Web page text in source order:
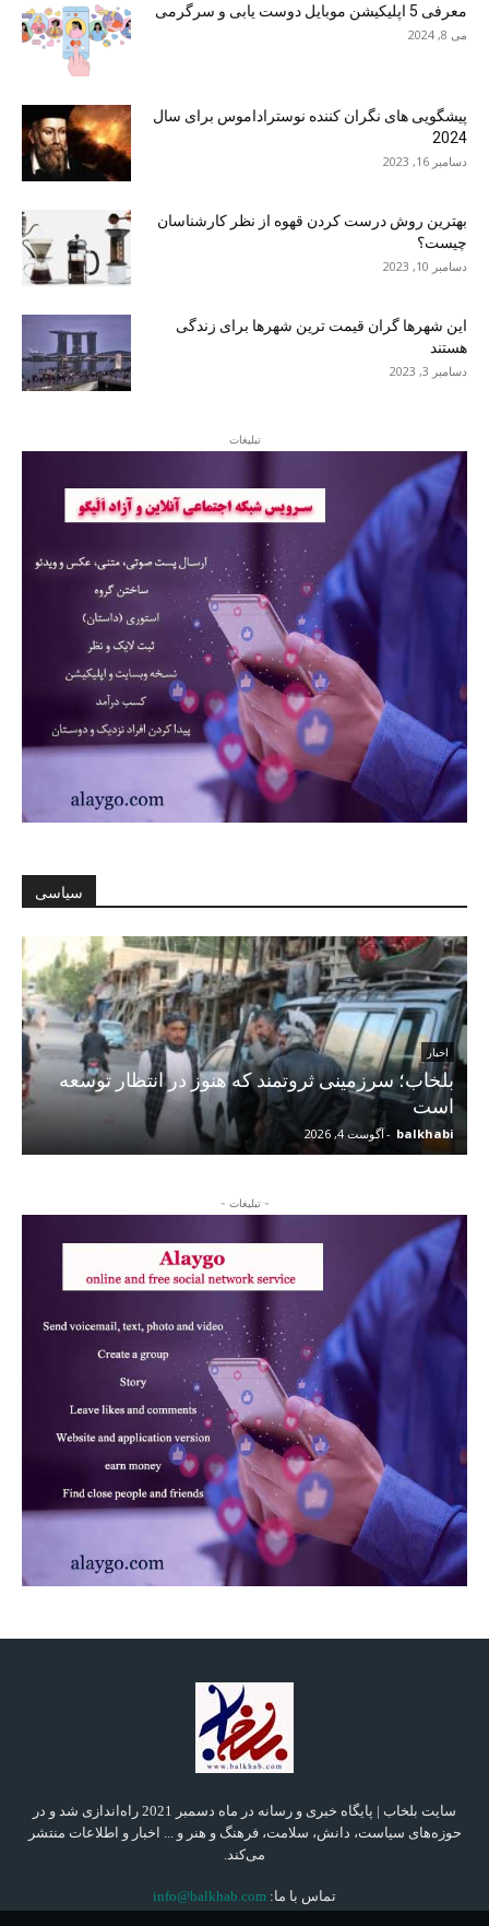
معرفی 5 اپلیکیشن موبایل دوست یابی و سرگرمی
می 8, 2024
پیشگویی های نگران کننده نوستراداموس برای سال
2024
دسامبر 16, 2023
بهترین روش درست کردن قهوه از نظر کارشناسان
چیست؟
دسامبر 10, 2023
این شهرها گران قیمت ترین شهرها برای زندگی
هستند
دسامبر 3, 2023
تبلیغات
سیاسی
اخبار
بلخاب؛ سرزمینی ثروتمند که هنوز در انتظار توسعه
است
balkhabi
-آگوست 4, 2026
- تبلیغات -
سایت بلخاب | پایگاه خبری و رسانه در ماه دسمبر 2021 راه‌اندازی شد و در
حوزه‌های سیاست، دانش، سلامت، فرهنگ و هنر و ... اخبار و اطلاعات منتشر
می‌کند.
تماس با ما: info@balkhab.com